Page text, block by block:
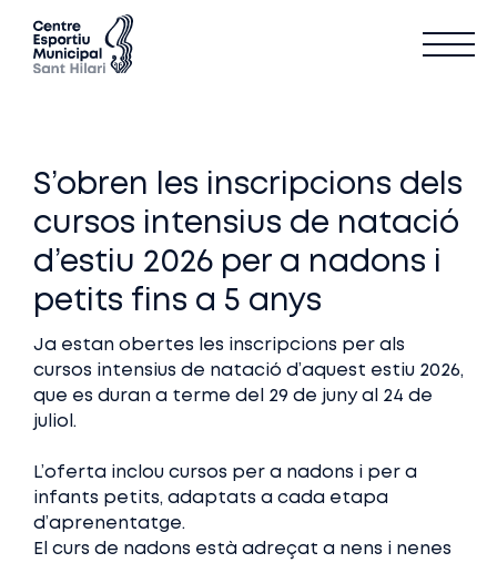
S’obren les inscripcions dels
cursos intensius de natació
d’estiu 2026 per a nadons i
petits fins a 5 anys
Ja estan obertes les inscripcions per als
cursos intensius de natació d’aquest estiu 2026,
que es duran a terme del 29 de juny al 24 de
juliol.
L’oferta inclou cursos per a nadons i per a
infants petits, adaptats a cada etapa
d’aprenentatge.
El curs de nadons està adreçat a nens i nenes